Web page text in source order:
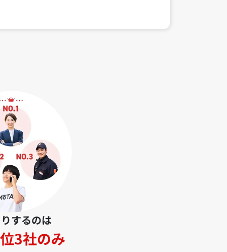
するのは
3社のみ